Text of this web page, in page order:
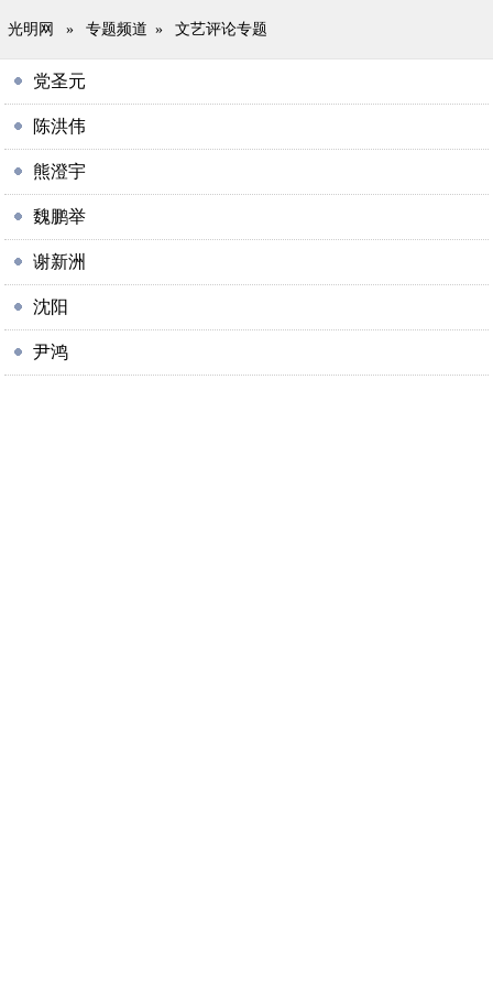
光明网 » 专题频道 » 文艺评论专题
党圣元
陈洪伟
熊澄宇
魏鹏举
谢新洲
沈阳
尹鸿